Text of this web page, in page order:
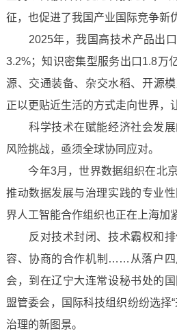
征，也促进了我国产业国际竞争新
2025年，我国高技术产品出口
3.2%；知识密集型服务出口1.8万
源、交通装备、杂交水稻、开源
正以更贴近生活的方式走向世界，
科学技术在赋能经济社会发展
风险挑战，亟须全球协同应对。
今年3月，世界数据组织在北京
推动数据发展与治理实践的专业
界人工智能合作组织也正在上海加
反对技术封闭、技术霸权和排
容、协商的合作机制……从落户四
会，到在辽宁大连常设秘书处的
盟管委会，国际科技组织纷纷选择
治理的新图景。